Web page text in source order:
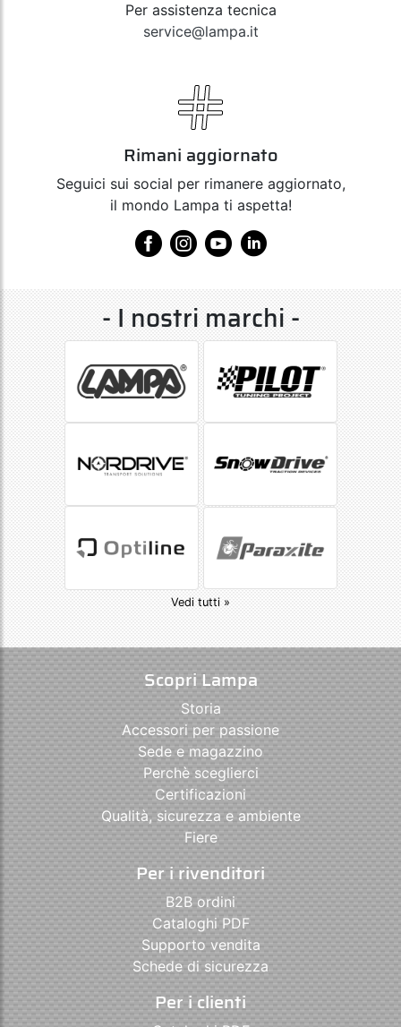
Per assistenza tecnica
service@lampa.it
Rimani aggiornato
Seguici sui social per rimanere aggiornato,
il mondo Lampa ti aspetta!
- I nostri marchi -
Vedi tutti »
Scopri Lampa
Storia
Accessori per passione
Sede e magazzino
Perchè sceglierci
Certificazioni
Qualità, sicurezza e ambiente
Fiere
Per i rivenditori
B2B ordini
Cataloghi PDF
Supporto vendita
Schede di sicurezza
Per i clienti